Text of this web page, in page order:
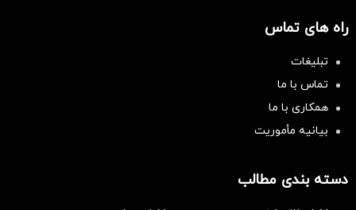
راه های تماس
تبلیغات
تماس با ما
همکاری با ما
بیانیه مأموریت
دسته بندی مطالب